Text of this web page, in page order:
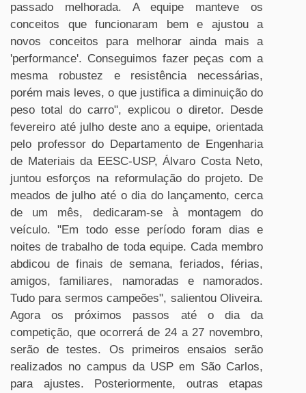
passado melhorada. A equipe manteve os
conceitos que funcionaram bem e ajustou a
novos conceitos para melhorar ainda mais a
'performance'. Conseguimos fazer peças com a
mesma robustez e resistência necessárias,
porém mais leves, o que justifica a diminuição do
peso total do carro", explicou o diretor. Desde
fevereiro até julho deste ano a equipe, orientada
pelo professor do Departamento de Engenharia
de Materiais da EESC-USP, Álvaro Costa Neto,
juntou esforços na reformulação do projeto. De
meados de julho até o dia do lançamento, cerca
de um mês, dedicaram-se à montagem do
veículo. "Em todo esse período foram dias e
noites de trabalho de toda equipe. Cada membro
abdicou de finais de semana, feriados, férias,
amigos, familiares, namoradas e namorados.
Tudo para sermos campeões", salientou Oliveira.
Agora os próximos passos até o dia da
competição, que ocorrerá de 24 a 27 novembro,
serão de testes. Os primeiros ensaios serão
realizados no campus da USP em São Carlos,
para ajustes. Posteriormente, outras etapas